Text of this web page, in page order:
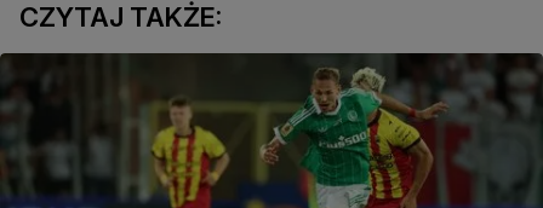
CZYTAJ TAKŻE: